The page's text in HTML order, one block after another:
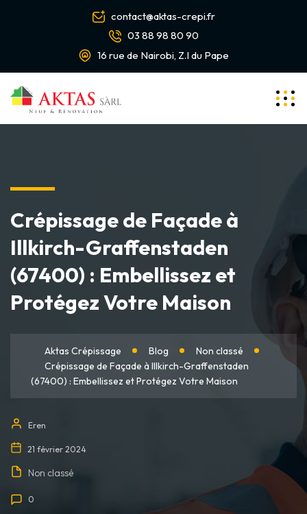
contact@aktas-crepi.fr
03 88 98 80 90
16 rue de Nairobi, Z.I du Pape
Crépissage de Façade à
Illkirch-Graffenstaden
(67400) : Embellissez et
Protégez Votre Maison
Aktas Crépissage Blog
Non classé
Crépissage de Façade à Illkirch-Graffenstaden
(67400) : Embellissez et Protégez Votre Maison
Eren
21 février 2024
Non classé
0